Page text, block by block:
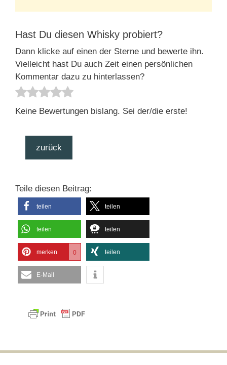
Hast Du diesen Whisky probiert?
Dann klicke auf einen der Sterne und bewerte ihn.
Vielleicht hast Du auch Zeit einen persönlichen
Kommentar dazu zu hinterlassen?
Keine Bewertungen bislang. Sei der/die erste!
zurück
Teile diesen Beitrag:
teilen teilen
teilen teilen
merken 0 teilen
E-Mail